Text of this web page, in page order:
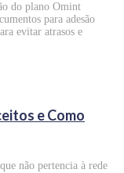
do plano Omint
para adesão
evitar atrasos e
e Como
não pertencia à rede